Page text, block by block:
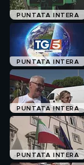
PUNTATA INTERA
PUNTATA INTERA
PUNTATA INTERA
PUNTATA INTERA